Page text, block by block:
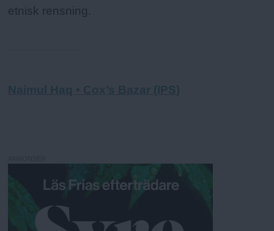
etnisk rensning.
Naimul Haq • Cox’s Bazar (IPS)